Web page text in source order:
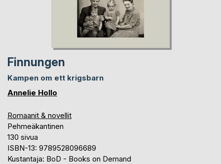
Finnungen
Kampen om ett krigsbarn
Annelie Hollo
Romaanit & novellit
Pehmeäkantinen
130 sivua
ISBN-13: 9789528096689
Kustantaja: BoD - Books on Demand